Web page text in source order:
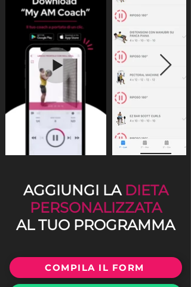
AGGIUNGI LA DIETA
PERSONALIZZATA
AL TUO PROGRAMMA
COMPILA IL FORM